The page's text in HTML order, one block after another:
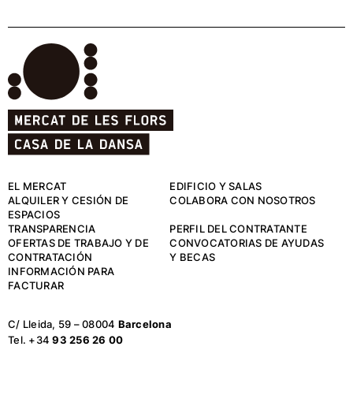
EL MERCAT
EDIFICIO Y SALAS
ALQUILER Y CESIÓN DE
ESPACIOS
COLABORA CON NOSOTROS
TRANSPARENCIA
PERFIL DEL CONTRATANTE
OFERTAS DE TRABAJO Y DE
CONTRATACIÓN
CONVOCATORIAS DE AYUDAS
Y BECAS
INFORMACIÓN PARA
FACTURAR
C/ Lleida, 59 – 08004 Barcelona
Tel. +3493 256 26 00